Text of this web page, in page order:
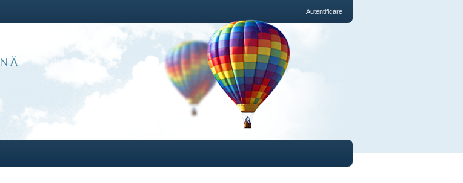
Autentificare